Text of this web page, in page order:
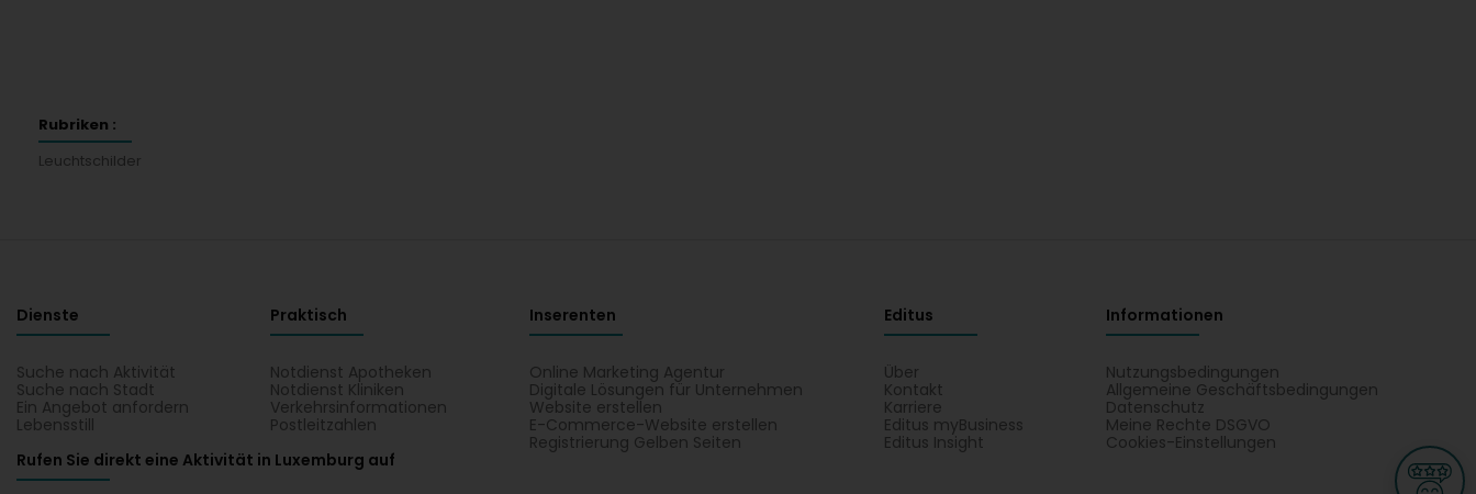
Rubriken :
Leuchtschilder
Dienste
Suche nach Aktivität
Suche nach Stadt
Ein Angebot anfordern
Lebensstill
Praktisch
Notdienst Apotheken
Notdienst Kliniken
Verkehrsinformationen
Postleitzahlen
Inserenten
Online Marketing Agentur
Digitale Lösungen für Unternehmen
Website erstellen
E-Commerce-Website erstellen
Registrierung Gelben Seiten
Editus
Über
Kontakt
Karriere
Editus myBusiness
Editus Insight
Informationen
Nutzungsbedingungen
Allgemeine Geschäftsbedingungen
Datenschutz
Meine Rechte DSGVO
Cookies-Einstellungen
Rufen Sie direkt eine Aktivität in Luxemburg auf